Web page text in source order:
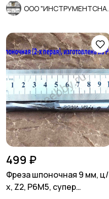
499 ₽
Фреза шпоночная 9 мм, ц/
х, Z2, Р6М5, супер